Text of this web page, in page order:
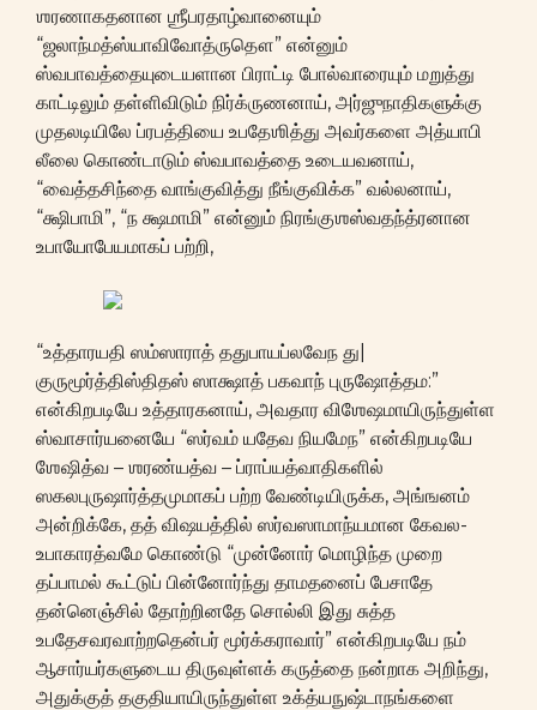
ஶரணாகதனான ஶ்ரீபரதாழ்வானையும்
“ஜலாந்மத்ஸ்யாவிவோத்ருதௌ” என்னும்
ஸ்வபாவத்தையுடையளான பிராட்டி போல்வாரையும் மறுத்து
காட்டிலும் தள்ளிவிடும் நிர்க்ருணனாய், அர்ஜுநாதிகளுக்கு
முதலடியிலே ப்ரபத்தியை உபதேஶித்து அவர்களை அத்யாபி
லீலை கொண்டாடும் ஸ்வபாவத்தை உடையவனாய்,
“வைத்தசிந்தை வாங்குவித்து நீங்குவிக்க” வல்லனாய்,
“க்ஷிபாமி”, “ந க்ஷமாமி” என்னும் நிரங்குஶஸ்வதந்த்ரனான
உபாயோபேயமாகப் பற்றி,
“உத்தாரயதி ஸம்ஸாராத் ததுபாயப்லவேந து|
குருமூர்த்திஸ்திதஸ் ஸாக்ஷாத் பகவாந் புருஷோத்தம:”
என்கிறபடியே உத்தாரகனாய், அவதார விஶேஷமாயிருந்துள்ள
ஸ்வாசார்யனையே “ஸர்வம் யதேவ நியமேந” என்கிறபடியே
ஶேஷித்வ – ஶரண்யத்வ – ப்ராப்யத்வாதிகளில்
ஸகலபுருஷார்த்தமுமாகப் பற்ற வேண்டியிருக்க, அங்ஙனம்
அன்றிக்கே, தத் விஷயத்தில் ஸர்வஸாமாந்யமான கேவல-
உபாகாரத்வமே கொண்டு “முன்னோர் மொழிந்த முறை
தப்பாமல் கூட்டுப் பின்னோர்ந்து தாமதனைப் பேசாதே
தன்னெஞ்சில் தோற்றினதே சொல்லி இது சுத்த
உபதேசவரவாற்றதென்பர் மூர்க்கராவார்” என்கிறபடியே நம்
ஆசார்யர்களுடைய திருவுள்ளக் கருத்தை நன்றாக அறிந்து,
அதுக்குத் தகுதியாயிருந்துள்ள உக்த்யநுஷ்டாநங்களை